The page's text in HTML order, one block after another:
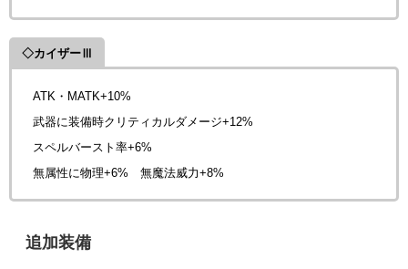
◇カイザーⅢ
ATK・MATK+10%
武器に装備時クリティカルダメージ+12%
スペルバースト率+6%
無属性に物理+6% 無魔法威力+8%
追加装備